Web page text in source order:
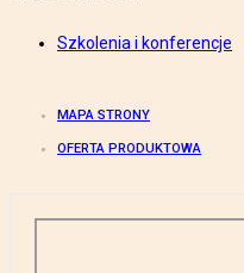
Szkolenia i konferencje
MAPA STRONY
OFERTA PRODUKTOWA